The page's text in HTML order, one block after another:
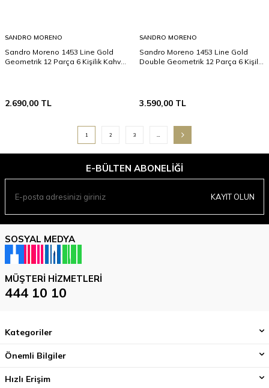
SANDRO MORENO
Sandro Moreno 1453 Line Gold
Geometrik 12 Parça 6 Kişilik Kahve
2.690,00 TL
SANDRO MORENO
Sandro Moreno 1453 Line Gold
Double Geometrik 12 Parça 6 Kişilik
3.590,00 TL
1 2 3 …
E-BÜLTEN ABONELIĞI
KAYIT OLUN
SOSYAL MEDYA
MÜŞTERI HIZMETLERI
444 10 10
Kategoriler
Önemli Bilgiler
Hızlı Erişim